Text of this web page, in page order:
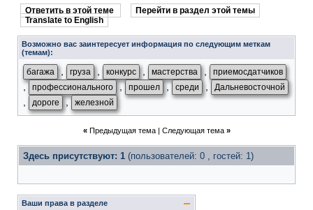
Ответить в этой теме
Перейти в раздел этой темы
Translate to English
Возможно вас заинтересует информация по следующим меткам
(темам):
багажа груза конкурс мастерства приемосдатчиков
, профессионального , прошел , среди Дальневосточной
дороге , железной
« Предыдущая тема| Следующая тема »
Здесь присутствуют: 1 (пользователей: 0 , гостей: 1)
Ваши права в разделе